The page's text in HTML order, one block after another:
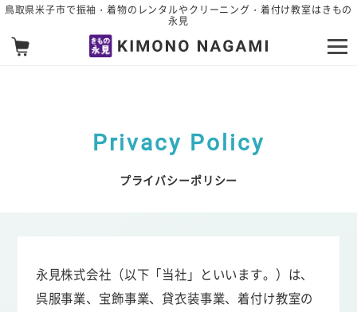
メインコンテンツへスキップ
鳥取県米子市で振袖・着物のレンタルやクリーニング・着付け教室はきもの
永見
Privacy Policy
プライバシーポリシー
永見株式会社（以下「当社」といいます。）は、
呉服事業、宝飾事業、貸衣装事業、着付け教室の